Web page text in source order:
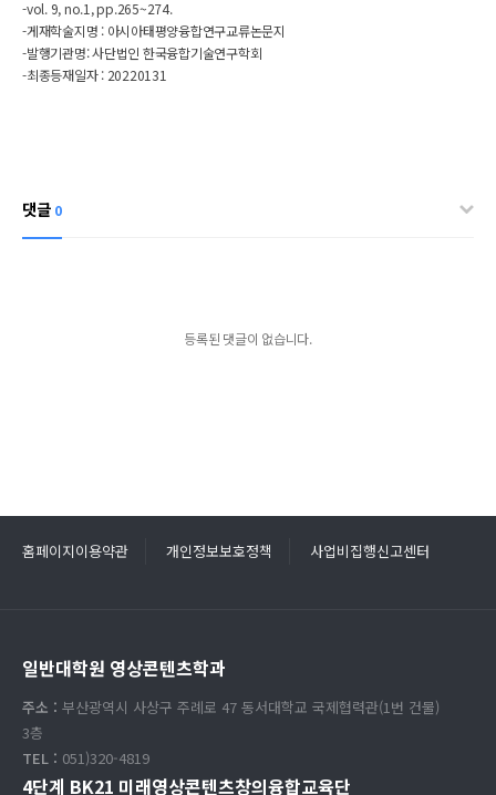
-vol. 9, no.1, pp.265~274.
-게재학술지명 : 아시아태평양융합연구교류논문지
-발행기관명:사단법인 한국융합기술연구학회
-최종등재일자 : 20220131
댓글 0
등록된 댓글이 없습니다.
홈페이지이용약관 개인정보보호정책 사업비집행신고센터
일반대학원 영상콘텐츠학과
주소 : 부산광역시 사상구 주례로 47 동서대학교 국제협력관(1번 건물)
3층
TEL : 051)320-4819
4단계 BK21 미래영상콘텐츠창의융합교육단